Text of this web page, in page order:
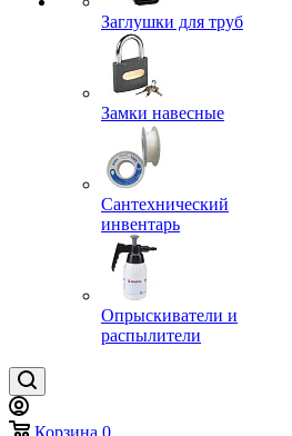
Заглушки для труб
Замки навесные
Сантехнический
инвентарь
Опрыскиватели и
распылители
Корзина 0